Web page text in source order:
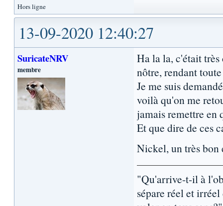
Hors ligne
13-09-2020 12:40:27
SuricateNRV
membre
Ha la la, c'était
nôtre, rendant
Je me suis
voilà qu'on me
jamais remettre en
Et que dire de ces
Nickel, un très bon
"Qu'arrive-t-il à
sépare réel et